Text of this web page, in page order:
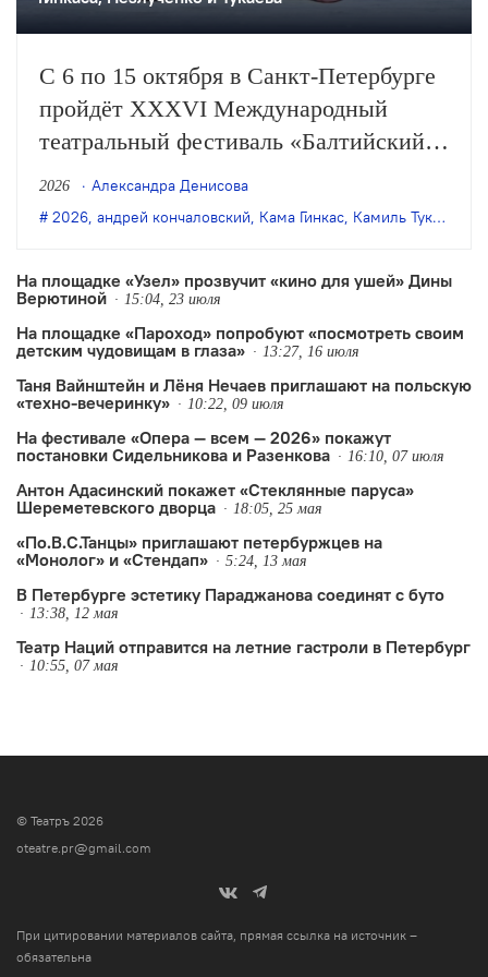
С 6 по 15 октября в Санкт-Петербурге
пройдёт XXXVI Международный
театральный фестиваль «Балтийский
дом». В афишу вошли 8 спектаклей из
Москвы, Новосибирска, Альметьевска,
2026
Александра Денисова
2026, андрей кончаловский, Кама Гинкас, Камиль Тукаев
На площадке «Узел» прозвучит «кино для ушей» Дины
Верютиной
15:04, 23 июля
На площадке «Пароход» попробуют «посмотреть своим
детским чудовищам в глаза»
13:27, 16 июля
Таня Вайнштейн и Лёня Нечаев приглашают на польскую
«техно-вечеринку»
10:22, 09 июля
На фестивале «Опера — всем — 2026» покажут
постановки Сидельникова и Разенкова
16:10, 07 июля
Антон Адасинский покажет «Стеклянные паруса»
Шереметевского дворца
18:05, 25 мая
«По.В.С.Танцы» приглашают петербуржцев на
«Монолог» и «Стендап»
5:24, 13 мая
В Петербурге эстетику Параджанова соединят с буто
13:38, 12 мая
Театр Наций отправится на летние гастроли в Петербург
10:55, 07 мая
© Театръ 2026
oteatre.pr@gmail.com
При цитировании материалов сайта, прямая ссылка на источник –
обязательна